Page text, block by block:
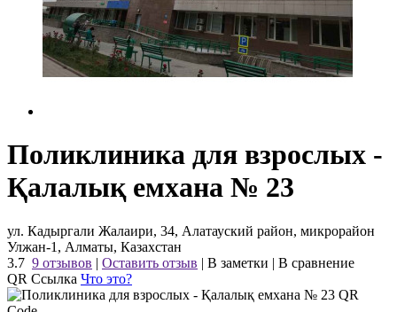
Поликлиника для взрослых -
Қалалық емхана № 23
ул. Кадыргали Жалаири, 34, Алатауский район, микрорайон
Улжан-1, Алматы, Казахстан
3.7 9 отзывов | Оставить отзыв | В заметки | В сравнение
QR Ссылка Что это?